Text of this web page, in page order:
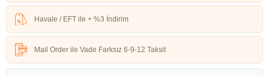
Havale / EFT ile + %3 İndirim
Mail Order ile Vade Farksız 6-9-12 Taksit